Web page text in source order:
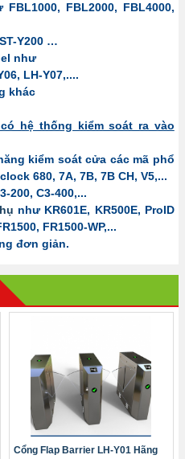
FBL2000, FBL4000,
Y200 …
như
LH-Y07,....
khác
hệ thống kiểm soát ra vào
kiểm soát cửa các mã phổ
680, 7A, 7B, 7B CH, V5,...
200, C3-400,...
như KR601E, KR500E, ProID
FR1500-WP,...
đơn giản.
Cổng Flap Barrier LH-Y01 Hãng